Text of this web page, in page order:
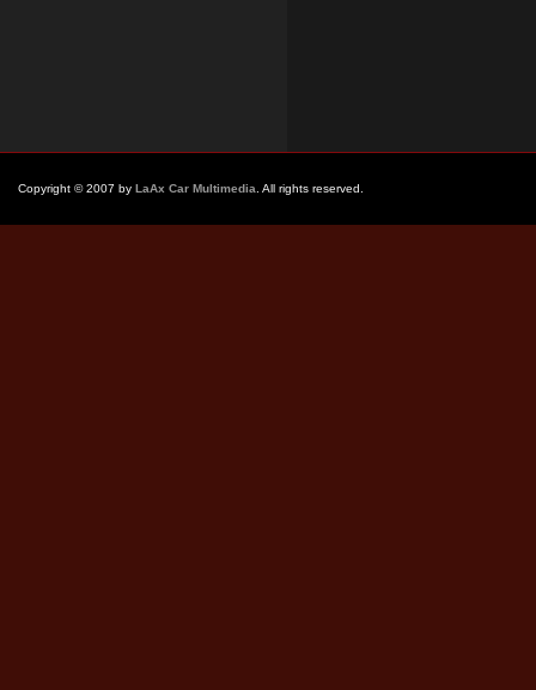
Copyright © 2007 by LaAx Car Multimedia . All rights reserved.